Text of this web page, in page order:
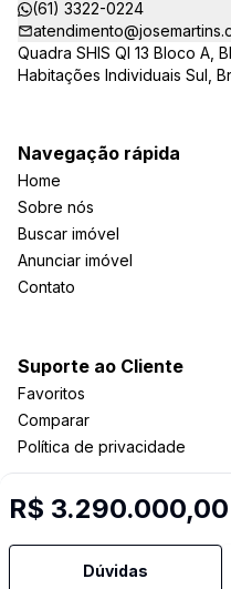
R$ 3.290.000,00
Dúvidas
(61) 3322-0224
Quadra SHIS QI 13 Bloco A,
Habitações Individuais Sul,
Navegação rápida
Home
Sobre nós
Buscar imóvel
Anunciar imóvel
Contato
Suporte ao Cliente
Favoritos
Comparar
Política de privacidade